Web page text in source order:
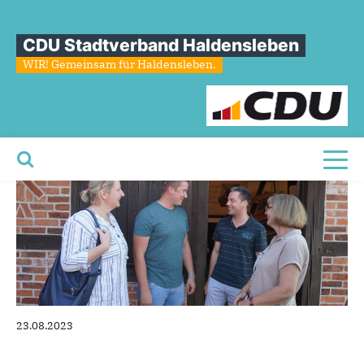
CDU Stadtverband Haldensleben
WIR! Gemeinsam für Haldensleben.
Sie sind hier
SommerfestdesMITundderJU
beimMühlenvereinLindhorst
23.08.2023